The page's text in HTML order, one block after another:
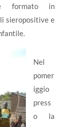
e formato in
sieropositive e
Nel
pomer
iggio
press
o la